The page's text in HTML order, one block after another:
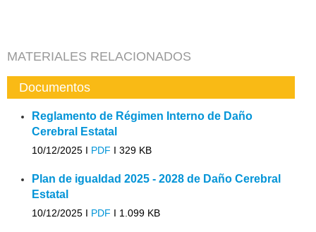
MATERIALES RELACIONADOS
Documentos
Reglamento de Régimen Interno de Daño
Cerebral Estatal
10/12/2025 I PDF I 329 KB
Plan de igualdad 2025 - 2028 de Daño Cerebral
Estatal
10/12/2025 I PDF I 1.099 KB